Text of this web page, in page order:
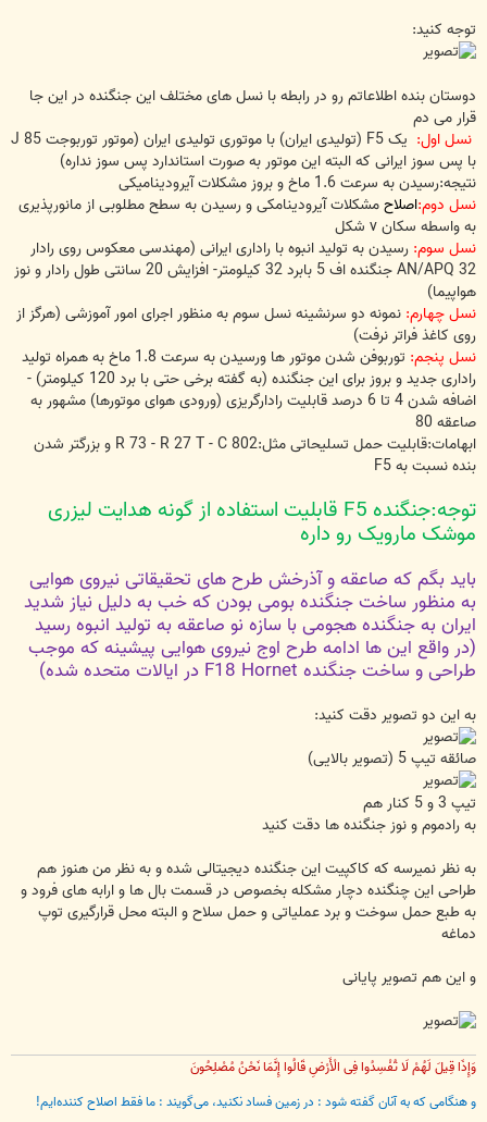
توجه کنید:
دوستان بنده اطلاعاتم رو در رابطه با نسل های مختلف این جنگنده در این جا
قرار می دم
نسل اول:
یک F5 (تولیدی ایران) با موتوری تولیدی ایران (موتور توربوجت J 85
با پس سوز ایرانی که البته این موتور به صورت استاندارد پس سوز نداره)
نتیجه:رسیدن به سرعت 1.6 ماخ و بروز مشکلات آیرودینامیکی
نسل دوم:اصلاحمشکلات آیرودینامکی و رسیدن به سطح مطلوبی از مانورپذیری
به واسطه سکان v شکل
نسل سوم:رسیدن به تولید انبوه با راداری ایرانی (مهندسی معکوس روی رادار
AN/APQ 32 جنگنده اف 5 بابرد 32 کیلومتر- افزایش 20 سانتی طول رادار و نوز
هواپیما)
نسل چهارم:نمونه دو سرنشینه نسل سوم به منظور اجرای امور آموزشی (هرگز از
روی کاغذ فراتر نرفت)
نسل پنجم:
توربوفن شدن موتور ها ورسیدن به سرعت 1.8 ماخ به همراه تولید
راداری جدید و بروز برای این جنگنده (به گفته برخی حتی با برد 120 کیلومتر) -
اضافه شدن 4 تا 6 درصد قابلیت رادارگریزی (ورودی هوای موتورها) مشهور به
صاعقه 80
ابهامات:قابلیت حمل تسلیحاتی مثل:R 73 - R 27 T - C 802 و بزرگتر شدن
بنده نسبت به F5
توجه:جنگنده F5 قابلیت استفاده از گونه هدایت لیزری
موشک مارویک رو داره
باید بگم که صاعقه و آذرخش طرح های تحقیقاتی نیروی هوایی
به منظور ساخت جنگنده بومی بودن که خب به دلیل نیاز شدید
ایران به جنگنده هجومی با سازه نو صاعقه به تولید انبوه رسید
(در واقع این ها ادامه طرح اوج نیروی هوایی پیشینه که موجب
طراحی و ساخت جنگنده F18 Hornet در ایالات متحده شده)
به این دو تصویر دقت کنید:
صائقه تیپ 5 (تصویر بالایی)
تیپ 3 و 5 کنار هم
به رادموم و نوز جنگنده ها دقت کنید
به نظر نمیرسه که کاکپیت این جنگنده دیجیتالی شده و به نظر من هنوز هم
طراحی این چنگنده دچار مشکله بخصوص در قسمت بال ها و ارابه های فرود و
به طبع حمل سوخت و برد عملیاتی و حمل سلاح و البته محل قرارگیری توپ
دماغه
و این هم تصویر پایانی
وَإِذَا قِیلَ لَهُمْ لَا تُفْسِدُوا فِی الْأَرْضِ قَالُوا إِنَّمَا نَحْنُ مُصْلِحُونَ
و هنگامی که به آنان گفته شود : در زمین فساد نکنید، می‌گویند : ما فقط اصلاح‌ کننده‌ایم!